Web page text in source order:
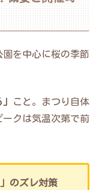
園を中心に桜の季節
こと。まつり自体
クは気温次第で前
のズレ対策